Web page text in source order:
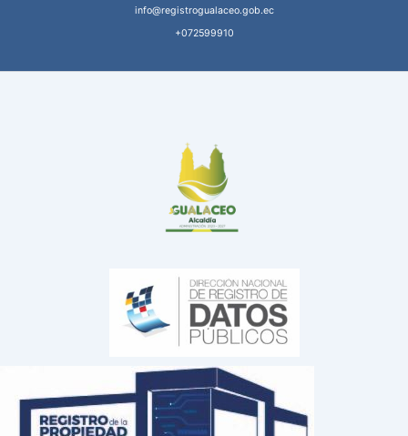
info@registrogualaceo.gob.ec
+072599910